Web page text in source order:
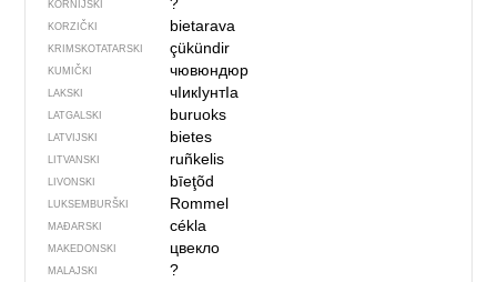
KORNIJSKI
KORZIČKI bietarava
KRIMSKOTATARSKI çükündir
KUMIČKI чювюндюр
LAKSKI чIикIунтIа
LATGALSKI buruoks
LATVIJSKI bietes
LITVANSKI ruñkelis
LIVONSKI bīeţõd
LUKSEMBURŠKI Rommel
MAĐARSKI cékla
MAKEDONSKI цвекло
MALAJSKI ?